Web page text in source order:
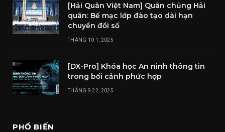
[Hải Quân Việt Nam] Quân chủng Hải
quân: Bế mạc lớp đào tạo dài hạn
chuyển đổi số
THÁNG 10 1, 2025
[DX-Pro] Khóa học An ninh thông tin
trong bối cảnh phức hợp
THÁNG 9 22, 2025
PHỔ BIẾN